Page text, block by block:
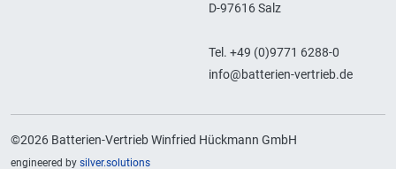
D-97616 Salz
Tel. +49 (0)9771 6288-0
info@batterien-vertrieb.de
©2026 Batterien-Vertrieb Winfried Hückmann GmbH
engineered by silver.solutions